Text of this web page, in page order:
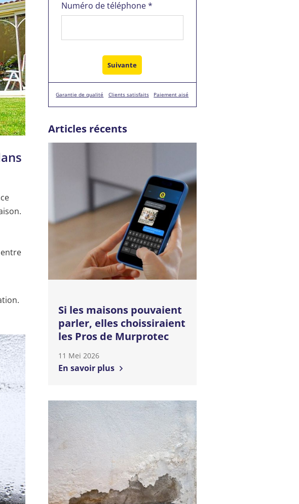
Numéro de téléphone *
Garantie de qualité Clients satisfaits Paiement aisé
Articles récents
Si les maisons pouvaient
parler, elles choissiraient
les Pros de Murprotec
11 Mei 2026
En savoir plus